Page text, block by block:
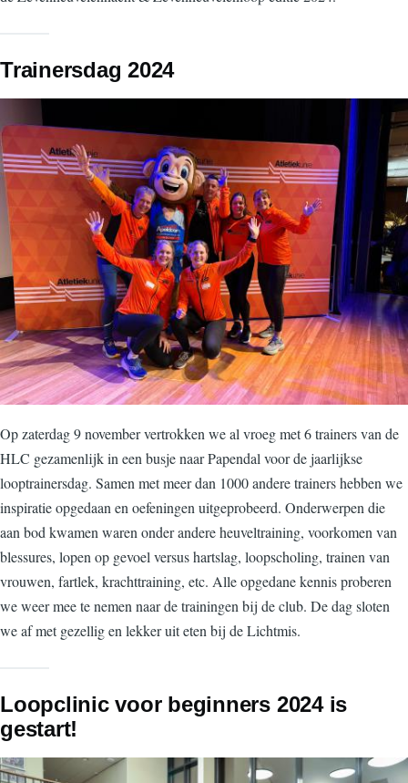
Trainersdag 2024
Op zaterdag 9 november vertrokken we al vroeg met 6 trainers van de
HLC gezamenlijk in een busje naar Papendal voor de jaarlijkse
looptrainersdag. Samen met meer dan 1000 andere trainers hebben we
inspiratie opgedaan en oefeningen uitgeprobeerd. Onderwerpen die
aan bod kwamen waren onder andere heuveltraining, voorkomen van
blessures, lopen op gevoel versus hartslag, loopscholing, trainen van
vrouwen, fartlek, krachttraining, etc. Alle opgedane kennis proberen
we weer mee te nemen naar de trainingen bij de club. De dag sloten
we af met gezellig en lekker uit eten bij de Lichtmis.
Loopclinic voor beginners 2024 is
gestart!